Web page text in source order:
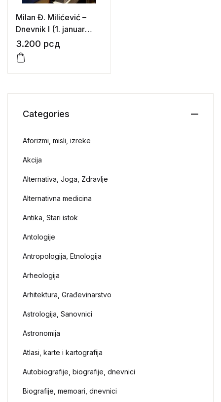
Milan Đ. Milićević –
Dnevnik I (1. januar
1869. – 22. septembar
1872.)
3.200 рсд
Categories
Aforizmi, misli, izreke
Akcija
Alternativa, Joga, Zdravlje
Alternativna medicina
Antika, Stari istok
Antologije
Antropologija, Etnologija
Arheologija
Arhitektura, Građevinarstvo
Astrologija, Sanovnici
Astronomija
Atlasi, karte i kartografija
Autobiografije, biografije, dnevnici
Biografije, memoari, dnevnici